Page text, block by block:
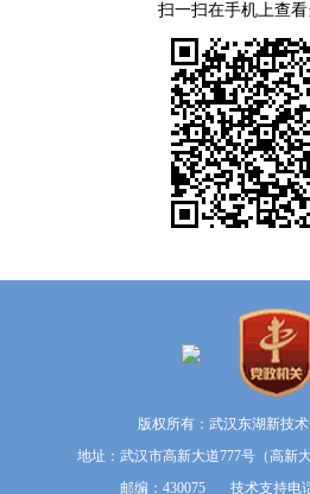
扫一扫在手机上查
版权所有：武汉东湖新技
地址：武汉市高新大道777号（高新
邮编：430075 技术支持电话